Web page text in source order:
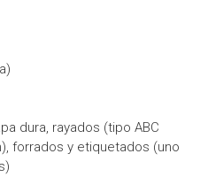
dura, rayados (tipo ABC
forrados y etiquetados (uno